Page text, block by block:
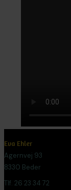
Eva Ehler
Agernvej 93
8330 Beder
Tlf. 26 23 34 72